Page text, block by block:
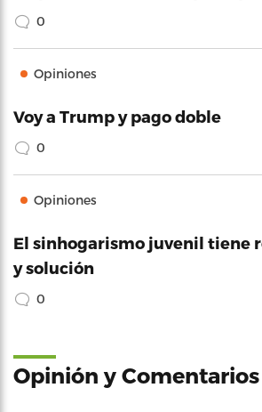
0
Opiniones
Voy a Trump y pago doble
0
Opiniones
El sinhogarismo juvenil tiene
y solución
0
Opinión y Comentarios